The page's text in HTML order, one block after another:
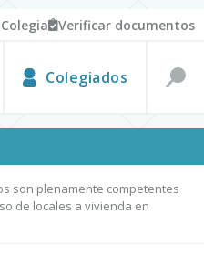
Verificar documentos
Colegiados
son plenamente competentes
de locales a vivienda en